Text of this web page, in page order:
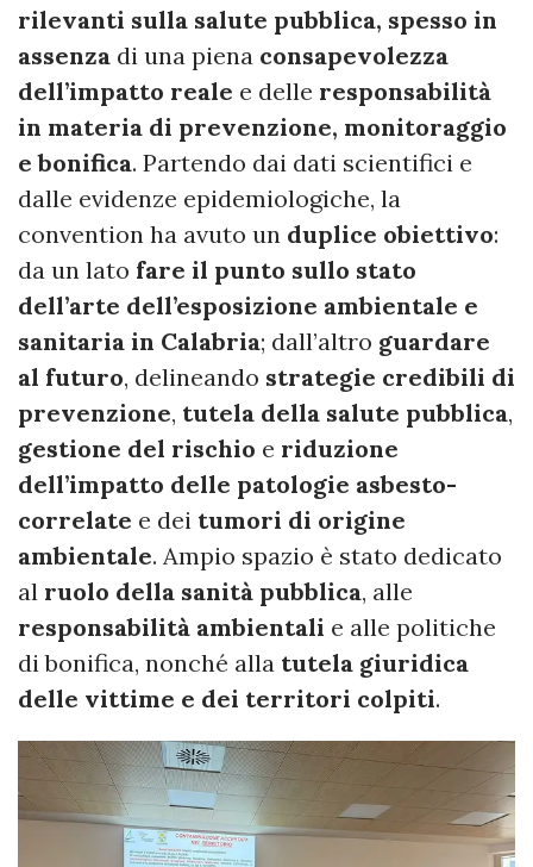
rilevanti sulla salute pubblica, spesso in
assenza di una piena consapevolezza
dell’impatto reale e delle responsabilità
in materia di prevenzione, monitoraggio
e bonifica. Partendo dai dati scientifici e
dalle evidenze epidemiologiche, la
convention ha avuto un duplice obiettivo:
da un lato fare il punto sullo stato
dell’arte dell’esposizione ambientale e
sanitaria in Calabria; dall’altro guardare
al futuro, delineando strategie credibili di
prevenzione, tutela della salute pubblica,
gestione del rischio e riduzione
dell’impatto delle patologie asbesto-
correlate e dei tumori di origine
ambientale. Ampio spazio è stato dedicato
al ruolo della sanità pubblica, alle
responsabilità ambientali e alle politiche
di bonifica, nonché alla tutela giuridica
delle vittime e dei territori colpiti.